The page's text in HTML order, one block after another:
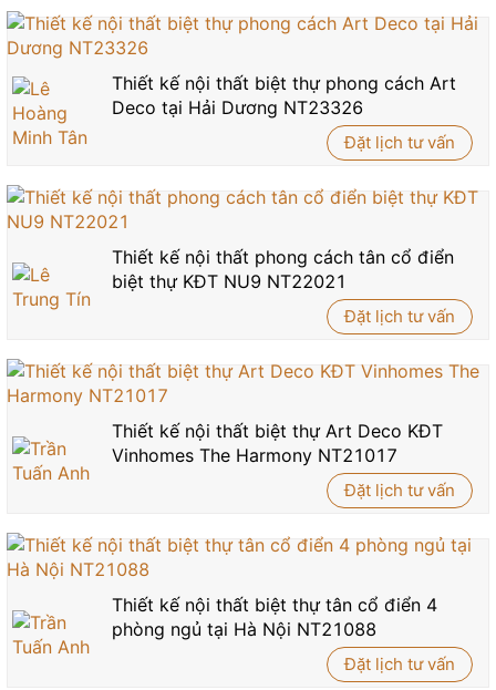
Thiết kế nội thất biệt thự phong cách Art
Deco tại Hải Dương NT23326
Đặt lịch tư vấn
Thiết kế nội thất phong cách tân cổ điển
biệt thự KĐT NU9 NT22021
Đặt lịch tư vấn
Thiết kế nội thất biệt thự Art Deco KĐT
Vinhomes The Harmony NT21017
Đặt lịch tư vấn
Thiết kế nội thất biệt thự tân cổ điển 4
phòng ngủ tại Hà Nội NT21088
Đặt lịch tư vấn